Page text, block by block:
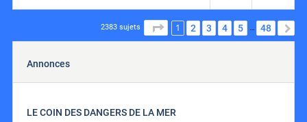
2383 sujets PAGE 1 SUR 48
1 2 3 4 5 … 48
Annonces
LE COIN DES DANGERS DE LA MER